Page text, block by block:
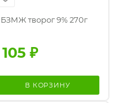
БЗМЖ творог 9% 270г
105₽
В КОРЗИНУ